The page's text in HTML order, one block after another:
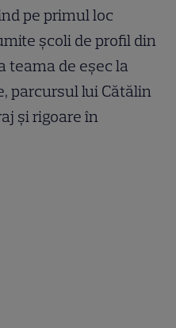
pe primul loc
școli de profil din
teama de eșec la
parcursul lui Cătălin
și rigoare în